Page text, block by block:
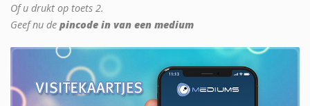
Of u drukt op toets 2.
Geef nu de pincode in van een medium